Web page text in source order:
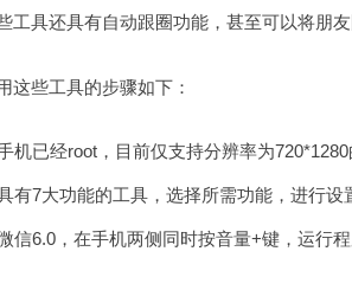
工具还具有自动跟圈功能，甚至可以将朋
这些工具的步骤如下：
机已经root，目前仅支持分辨率为720*1280
有7大功能的工具，选择所需功能，进行设
信6.0，在手机两侧同时按音量+键，运行程